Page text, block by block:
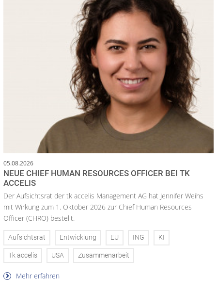
05.08.2026
NEUE CHIEF HUMAN RESOURCES OFFICER BEI TK
ACCELIS
Der Aufsichtsrat der tk accelis Management AG hat Jennifer Weihs
mit Wirkung zum 1. Oktober 2026 zur Chief Human Resources
Officer (CHRO) bestellt.
Aufsichtsrat Entwicklung EU ING KI
Tk accelis USA Zusammenarbeit
Mehr erfahren